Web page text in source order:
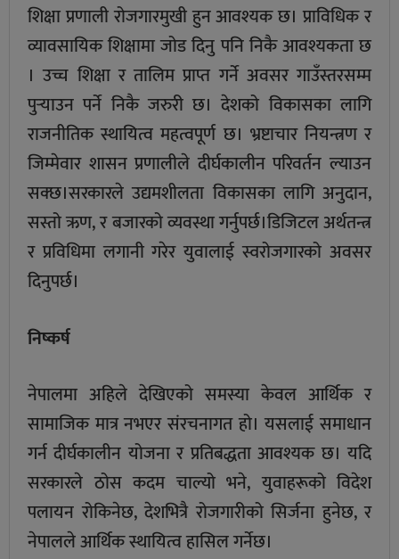
शिक्षा प्रणाली रोजगारमुखी हुन आवश्यक छ। प्राविधिक र
व्यावसायिक शिक्षामा जोड दिनु पनि निकै आवश्यकता छ
। उच्च शिक्षा र तालिम प्राप्त गर्ने अवसर गाउँस्तरसम्म
पुर्‍याउन पर्ने निकै जरुरी छ। देशको विकासका लागि
राजनीतिक स्थायित्व महत्वपूर्ण छ। भ्रष्टाचार नियन्त्रण र
जिम्मेवार शासन प्रणालीले दीर्घकालीन परिवर्तन ल्याउन
सक्छ।सरकारले उद्यमशीलता विकासका लागि अनुदान,
सस्तो ऋण, र बजारको व्यवस्था गर्नुपर्छ।डिजिटल अर्थतन्त्र
र प्रविधिमा लगानी गरेर युवालाई स्वरोजगारको अवसर
दिनुपर्छ।
निष्कर्ष
नेपालमा अहिले देखिएको समस्या केवल आर्थिक र
सामाजिक मात्र नभएर संरचनागत हो। यसलाई समाधान
गर्न दीर्घकालीन योजना र प्रतिबद्धता आवश्यक छ। यदि
सरकारले ठोस कदम चाल्यो भने, युवाहरूको विदेश
पलायन रोकिनेछ, देशभित्रै रोजगारीको सिर्जना हुनेछ, र
नेपालले आर्थिक स्थायित्व हासिल गर्नेछ।